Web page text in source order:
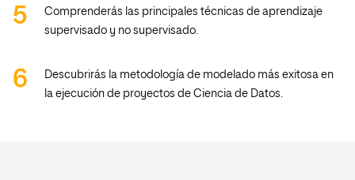
Comprenderás las principales técnicas de aprendizaje
supervisado y no supervisado.
Descubrirás la metodología de modelado más exitosa en
la ejecución de proyectos de Ciencia de Datos.